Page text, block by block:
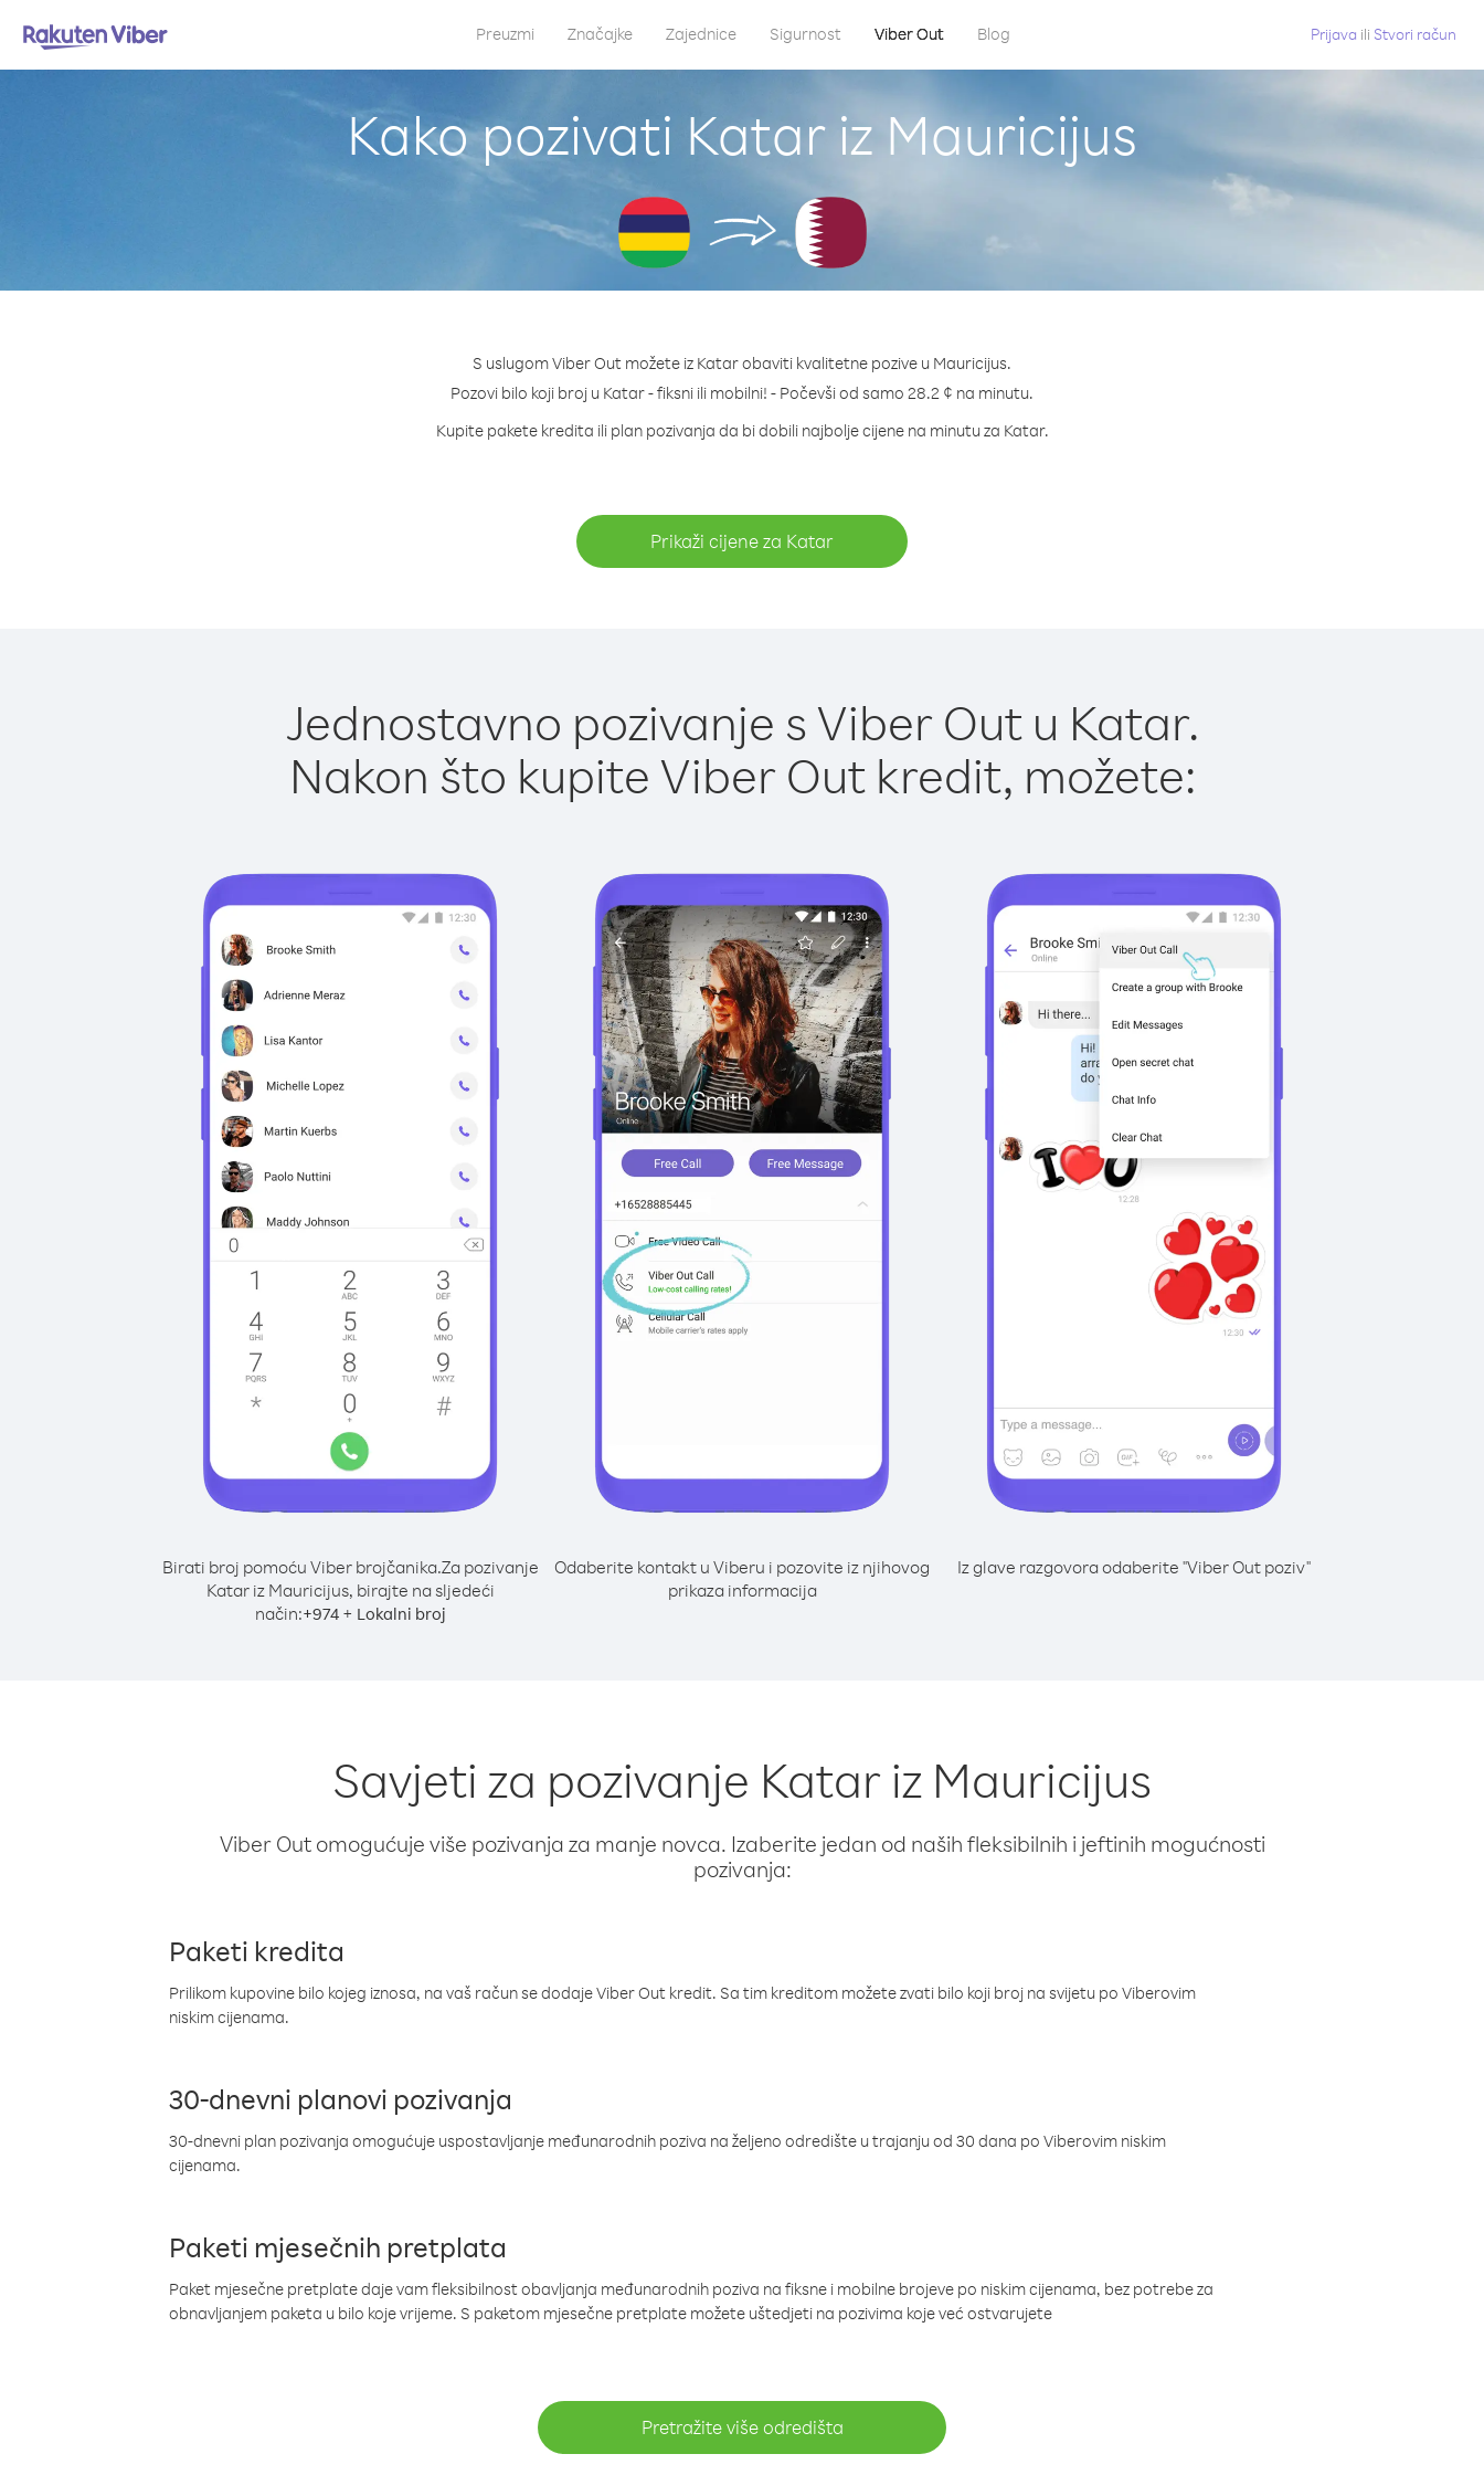
Preuzmi Značajke Zajednice Sigurnost Viber Out Blog Prijava ili Stvori račun
Kako pozivati Katar iz Mauricijus
S uslugom Viber Out možete iz Katar obaviti kvalitetne pozive u Mauricijus.
Pozovi bilo koji broj u Katar - fiksni ili mobilni! - Počevši od samo 28.2 ¢ na minutu.
Kupite pakete kredita ili plan pozivanja da bi dobili najbolje cijene na minutu za Katar.
Prikaži cijene za Katar
Jednostavno pozivanje s Viber Out u Katar.
Nakon što kupite Viber Out kredit, možete:
Birati broj pomoću Viber brojčanika.Za pozivanje
Katar iz Mauricijus, birajte na sljedeći
način:+974+ Lokalni broj
Odaberite kontakt u Viberu i pozovite iz njihovog
prikaza informacija
Iz glave razgovora odaberite "Viber Out poziv"
Savjeti za pozivanje Katar iz Mauricijus
Viber Out omogućuje više pozivanja za manje novca. Izaberite jedan od naših fleksibilnih i jeftinih mogućnosti
pozivanja:
Paketi kredita
Prilikom kupovine bilo kojeg iznosa, na vaš račun se dodaje Viber Out kredit. Sa tim kreditom možete zvati bilo koji broj na svijetu po Viberovim
niskim cijenama.
30-dnevni planovi pozivanja
30-dnevni plan pozivanja omogućuje uspostavljanje međunarodnih poziva na željeno odredište u trajanju od 30 dana po Viberovim niskim
cijenama.
Paketi mjesečnih pretplata
Paket mjesečne pretplate daje vam fleksibilnost obavljanja međunarodnih poziva na fiksne i mobilne brojeve po niskim cijenama, bez potrebe za
obnavljanjem paketa u bilo koje vrijeme. S paketom mjesečne pretplate možete uštedjeti na pozivima koje već ostvarujete
Pretražite više odredišta